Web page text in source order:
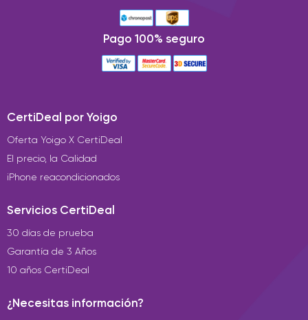
Pago 100% seguro
CertiDeal por Yoigo
Oferta Yoigo X CertiDeal
El precio, la Calidad
iPhone reacondicionados
Servicios CertiDeal
30 días de prueba
Garantía de 3 Años
10 años CertiDeal
¿Necesitas información?